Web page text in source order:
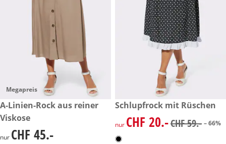
Megapreis
CHF 45.-
A-Linien-Rock aus reiner
Viskose
CHF 45.-
nur CHF 45.-
reduzierter Preis CHF 20.-,
-66%
Schlupfrock mit Rüschen
reduzierter Preis CHF 20.-,
nur CHF 20.-CHF 59.- – 66%